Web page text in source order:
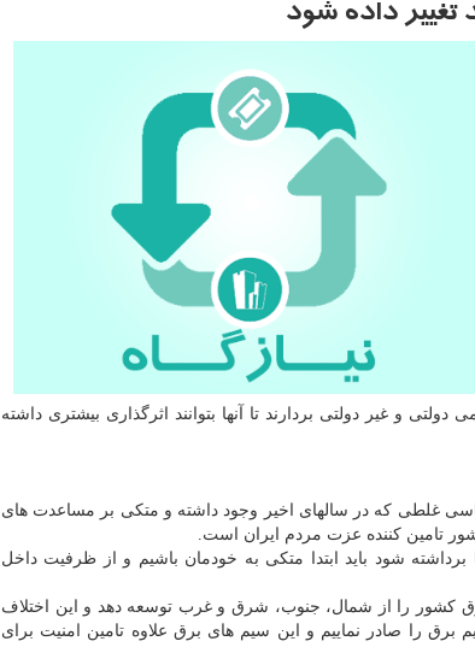
تغییر داده شود
و غیر دولتی بردارند تا آنها بتوانند اثرگذاری بیشتری داشته
غلطی که در سالهای اخیر وجود داشته و متکی بر مساعدت های
تامین کننده عزت مردم ایران است.
شود باید ابتدا متکی به خودمان باشیم و از ظرفیت داخل
کشور را از شمال، جنوب، شرق و غرب توسعه دهد و این اختلاف
را صادر نماییم و این سیم های برق علاوه تامین امنیت برای